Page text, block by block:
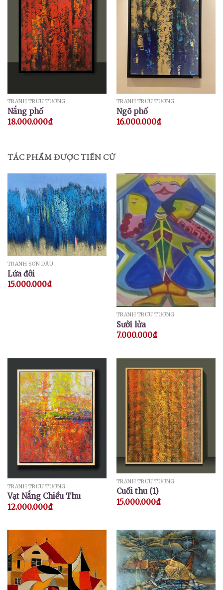
TRANH TRỪU TƯỢNG
Nắng phố
18.000.000₫
TRANH TRỪU TƯỢNG
Ngõ phố
16.000.000₫
TÁC PHẨM ĐƯỢC TIẾN CỬ
TRANH SƠN DẦU
Lứa đôi
15.000.000₫
TRANH TRỪU TƯỢNG
Sưởi lửa
7.000.000₫
TRANH TRỪU TƯỢNG
Vạt Nắng Chiều Thu
12.000.000₫
TRANH TRỪU TƯỢNG
Cuối thu (1)
15.000.000₫